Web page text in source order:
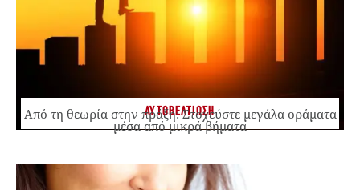
ΑΥΤΟΒΕΛΤΙΩΣΗ
Από τη θεωρία στην πράξη: Στοχεύστε μεγάλα οράματα
μέσα από μικρά βήματα